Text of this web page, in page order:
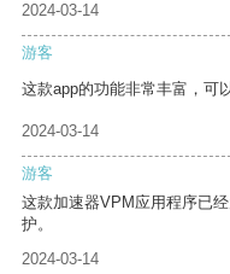
2024-03-14
游客
这款app的功能非常丰富，可
2024-03-14
游客
这款加速器VPM应用程序已
护。
2024-03-14